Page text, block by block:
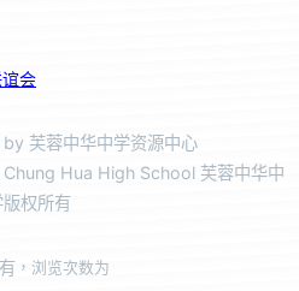
会
芙蓉中华中学资源中心
Hua High School 芙蓉中华中
版权所有
，浏览次数为